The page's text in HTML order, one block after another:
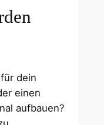
dein
einen
aufbauen?